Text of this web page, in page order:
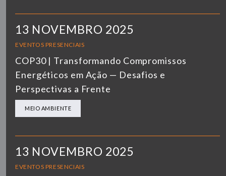
13 NOVEMBRO 2025
EVENTOS PRESENCIAIS
COP30 | Transformando Compromissos
Energéticos em Ação — Desafios e
Perspectivas a Frente
MEIO AMBIENTE
13 NOVEMBRO 2025
EVENTOS PRESENCIAIS